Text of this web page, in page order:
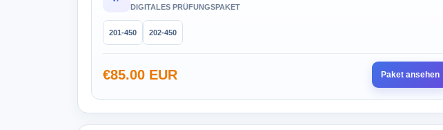
DIGITALES PRÜFUNGSPAKET
201-450 202-450
€85.00 EUR Paket ansehen